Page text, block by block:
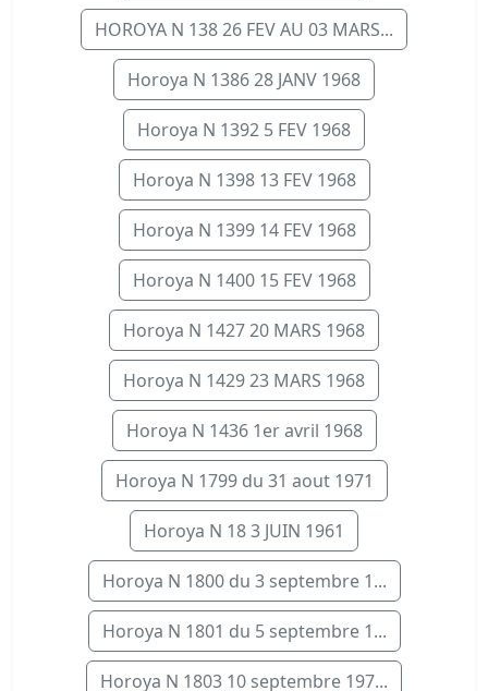
HOROYA N 138 26 FEV AU 03 MARS...
Horoya N 1386 28 JANV 1968
Horoya N 1392 5 FEV 1968
Horoya N 1398 13 FEV 1968
Horoya N 1399 14 FEV 1968
Horoya N 1400 15 FEV 1968
Horoya N 1427 20 MARS 1968
Horoya N 1429 23 MARS 1968
Horoya N 1436 1er avril 1968
Horoya N 1799 du 31 aout 1971
Horoya N 18 3 JUIN 1961
Horoya N 1800 du 3 septembre 1...
Horoya N 1801 du 5 septembre 1...
Horoya N 1803 10 septembre 197...